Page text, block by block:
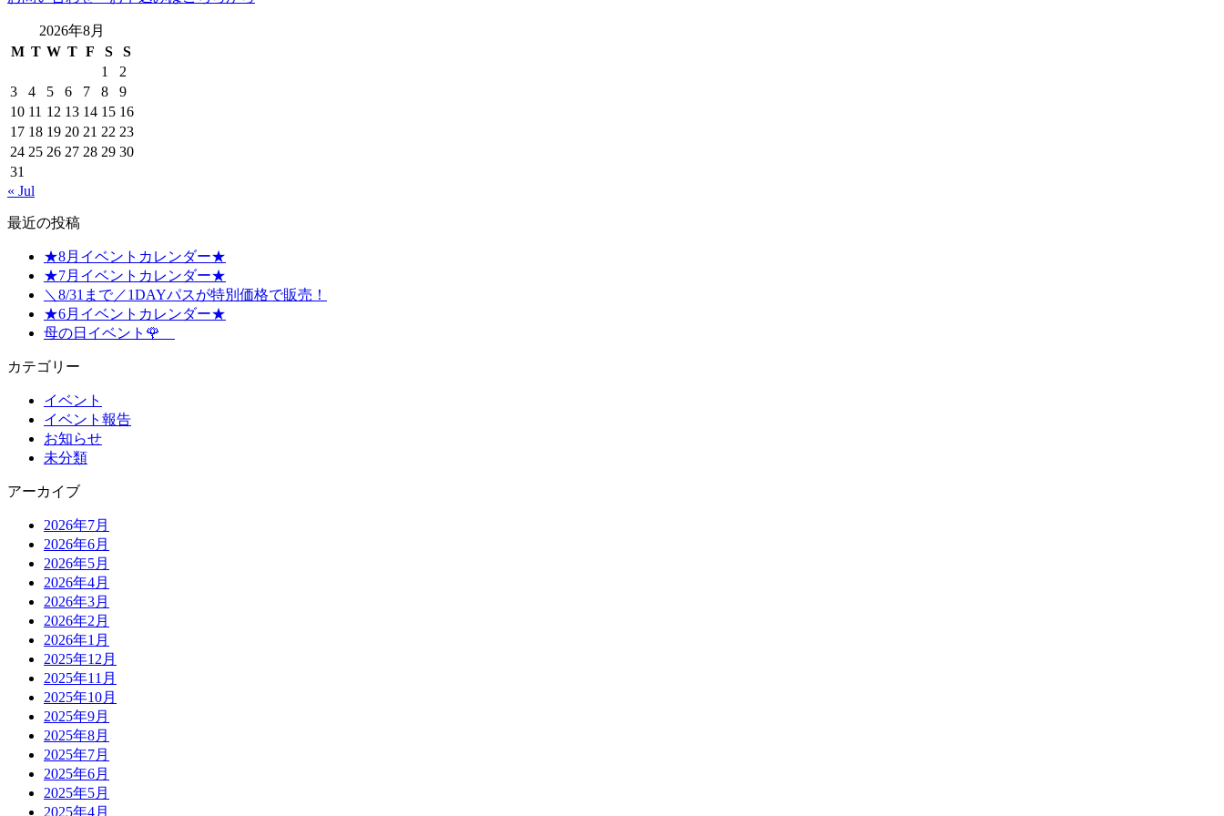
2026年8月
M T W T F S
S
1
2
3
4 5 6 7 8
9
10 11 12 13 14 15 16
17 18 19 20 21 22 23
24 25 26 27 28 29 30
31
« Jul
最近の投稿
★8月イベントカレンダー★
★7月イベントカレンダー★
＼8/31まで／1DAYパスが特別価格で販売！
★6月イベントカレンダー★
母の日イベント🌹
カテゴリー
イベント
イベント報告
お知らせ
未分類
アーカイブ
2026年7月
2026年6月
2026年5月
2026年4月
2026年3月
2026年2月
2026年1月
2025年12月
2025年11月
2025年10月
2025年9月
2025年8月
2025年7月
2025年6月
2025年5月
2025年4月